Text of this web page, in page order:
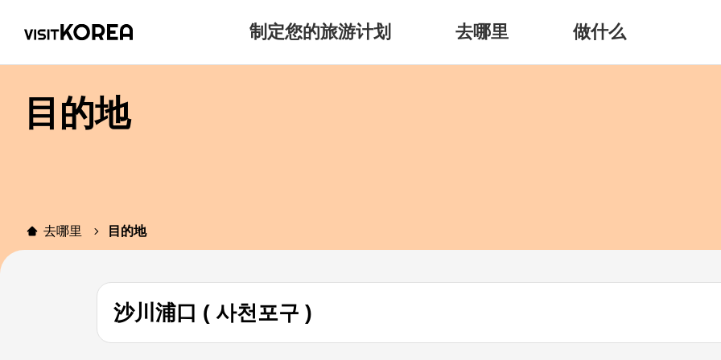
制定您的旅游计划 去哪里 做什么
目的地
去哪里 目的地
沙川浦口 ( 사천포구 )